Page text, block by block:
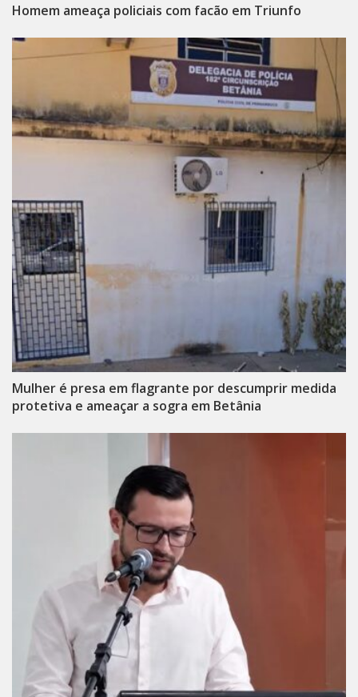
Homem ameaça policiais com facão em Triunfo
Mulher é presa em flagrante por descumprir medida
protetiva e ameaçar a sogra em Betânia